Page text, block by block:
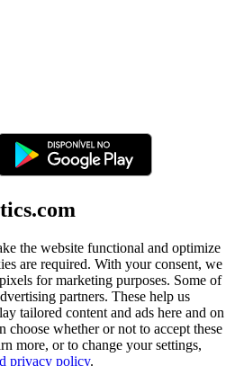
the website functional and optimize
are required. With your consent, we
for marketing purposes. Some of
partners. These help us
tailored content and ads here and on
choose whether or not to accept these
more, or to change your settings,
privacy policy.